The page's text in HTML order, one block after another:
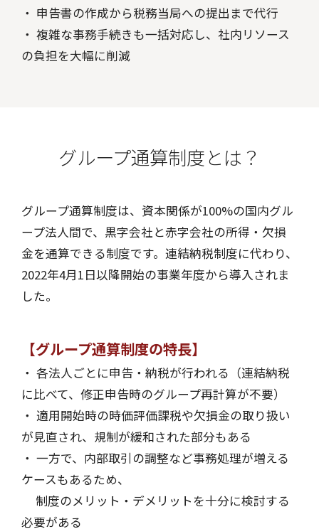
・ 申告書の作成から税務当局への提出まで代行
・ 複雑な事務手続きも一括対応し、社内リソース
の負担を大幅に削減
グループ通算制度とは？
グループ通算制度は、資本関係が100%の国内グル
ープ法人間で、黒字会社と赤字会社の所得・欠損
金を通算できる制度です。連結納税制度に代わり、
2022年4月1日以降開始の事業年度から導入されま
した。
【グループ通算制度の特長】
・ 各法人ごとに申告・納税が行われる（連結納税
に比べて、修正申告時のグループ再計算が不要）
・ 適用開始時の時価評価課税や欠損金の取り扱い
が見直され、規制が緩和された部分もある
・ 一方で、内部取引の調整など事務処理が増える
ケースもあるため、
制度のメリット・デメリットを十分に検討する
必要がある